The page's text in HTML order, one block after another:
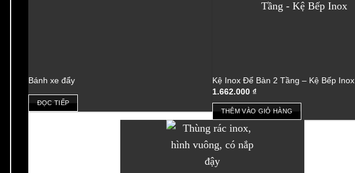
Bánh xe đẩy
ĐỌC TIẾP
Kệ Inox Để Bàn 2 Tầng – Kệ Bếp Inox
1.662.000 ₫
THÊM VÀO GIỎ HÀNG